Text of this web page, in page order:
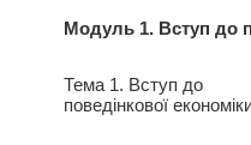
Модуль 1. Вступ до
Тема 1. Вступ до
поведінкової